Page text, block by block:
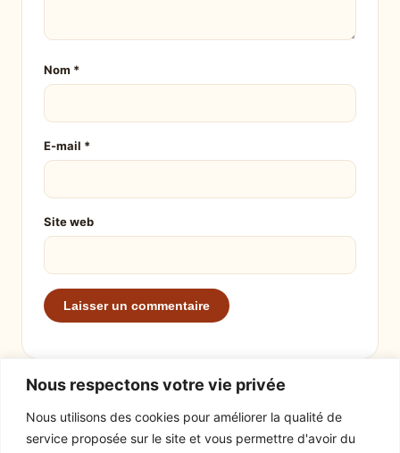
Nous respectons votre vie privée
Nous utilisons des cookies pour améliorer la qualité de
service proposée sur le site et vous permettre d'avoir du
Nom *
E-mail *
Site web